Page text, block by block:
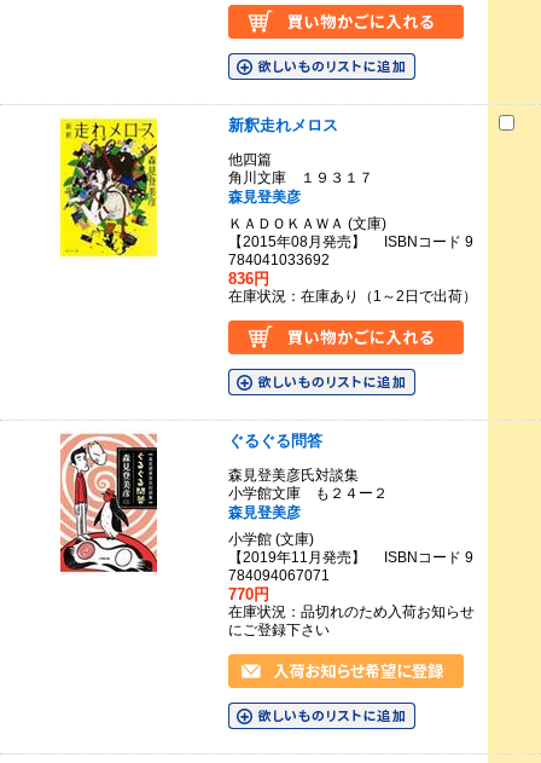
新釈走れメロス
他四篇
角川文庫 １９３１７
森見登美彦
ＫＡＤＯＫＡＷＡ (文庫)
【2015年08月発売】 ISBNコード 9
784041033692
836円
在庫状況：在庫あり（1～2日で出荷）
ぐるぐる問答
森見登美彦氏対談集
小学館文庫 も２４ー２
森見登美彦
小学館 (文庫)
【2019年11月発売】 ISBNコード 9
784094067071
770円
在庫状況：品切れのため入荷お知らせ
にご登録下さい